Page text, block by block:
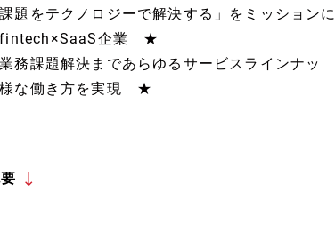
をテクノロジーで解決する」をミッションに
fintech×SaaS企業 ★
課題解決まであらゆるサービスラインナッ
な働き方を実現 ★